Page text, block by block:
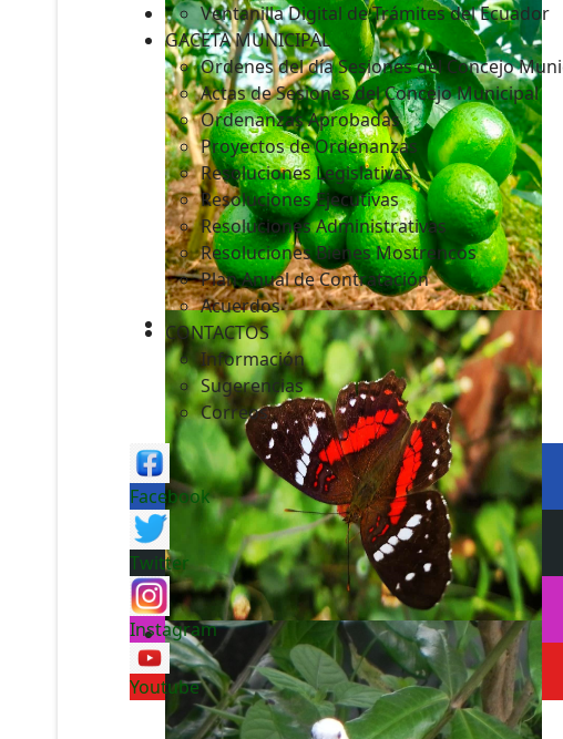
Ventanilla Digital de Trámites del Ecuador
GACETA MUNICIPAL
Ordenes del día Sesiones del Concejo
Actas de Sesiones del Concejo Municipal
Ordenanzas Aprobadas
Proyectos de Ordenanzas
Resoluciones Legislativas
Resoluciones Ejecutivas
Resoluciones Administrativas
Resoluciones Bienes Mostrencos
Plan Anual de Contratación
Acuerdos
CONTACTOS
Información
Sugerencias
Correos
Facebook
Twitter
Instagram
Youtube